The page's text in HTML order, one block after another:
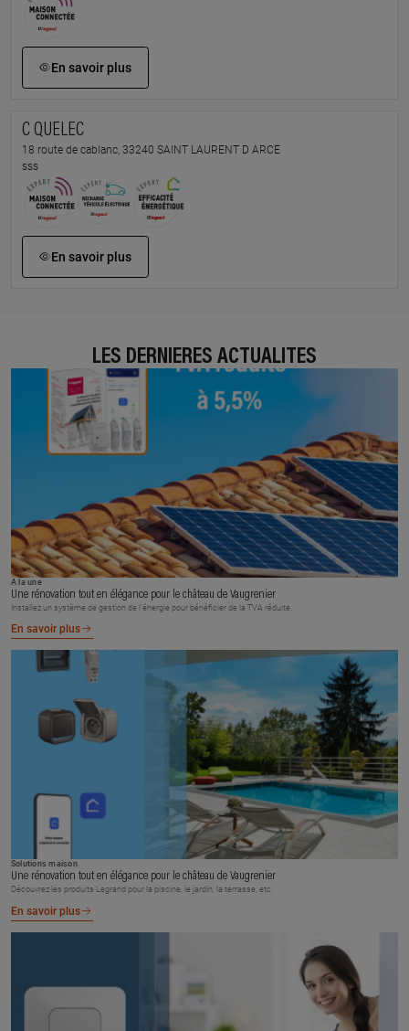
En savoir plus
C QUELEC
18 route de cablanc, 33240 SAINT LAURENT D ARCE
sss
En savoir plus
LES DERNIÈRES ACTUALITÉS
À la une
Une rénovation tout en élégance pour le château de Vaugrenier
Installez un système de gestion de l’énergie pour bénéficier de la TVA réduite.
En savoir plus
Solutions maison
Une rénovation tout en élégance pour le château de Vaugrenier
Découvrez les produits Legrand pour la piscine, le jardin, la terrasse, etc.
En savoir plus